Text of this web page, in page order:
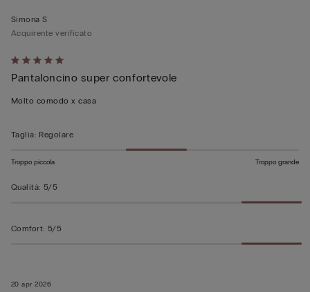
Valutato
5
su
20 apr 2026
Simona S
Acquirente verificato
Pantaloncino super confortevole
Molto comodo x casa
Taglia: Regolare
Troppo piccola Troppo grande
Qualità: 5/5
Comfort: 5/5